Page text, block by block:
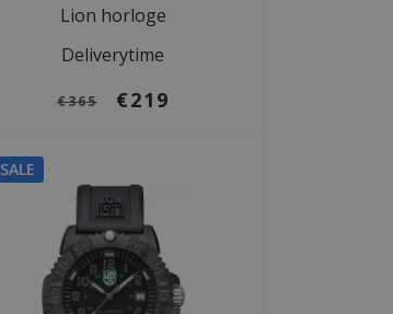
Lion horloge
Deliverytime
€365 €219
SALE